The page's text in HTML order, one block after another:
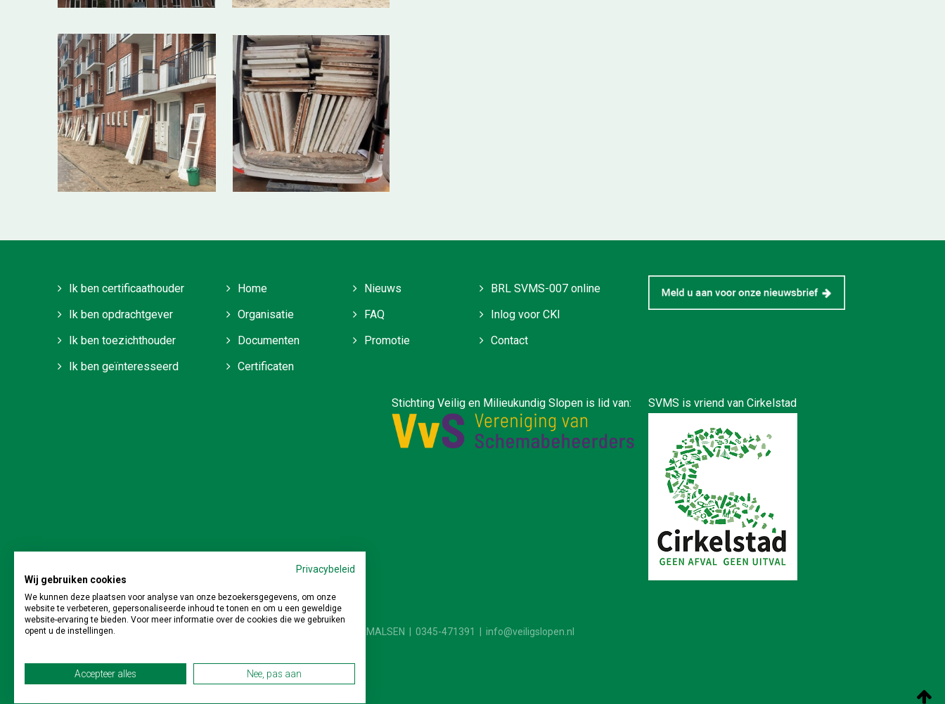
Ik ben certificaathouder
Ik ben opdrachtgever
Ik ben toezichthouder
Ik ben geïnteresseerd
Home
Organisatie
Documenten
Certificaten
Nieuws
FAQ
Promotie
BRL SVMS-007 online
Inlog voor CKI
Contact
Stichting Veilig en Milieukundig Slopen is lid van: SVMS is vriend van Cirkelstad
Stichting Veilig en Milieukundig Slopen | Postbus 64 4190 CB GELDERMALSEN | 0345-471391 | info@veiligslopen.nl
Privacy|Disclaimer
Privacybeleid
Wij gebruiken cookies
We kunnen deze plaatsen voor analyse van onze bezoekersgegevens, om onze
website te verbeteren, gepersonaliseerde inhoud te tonen en om u een geweldige
website-ervaring te bieden. Voor meer informatie over de cookies die we gebruiken
opent u de instellingen.
Accepteer alles Nee, pas aan